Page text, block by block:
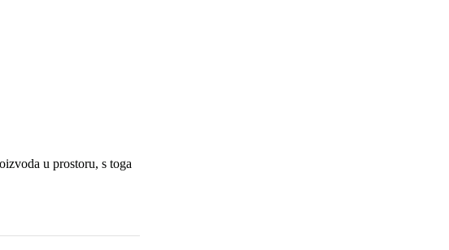
u prostoru, s toga